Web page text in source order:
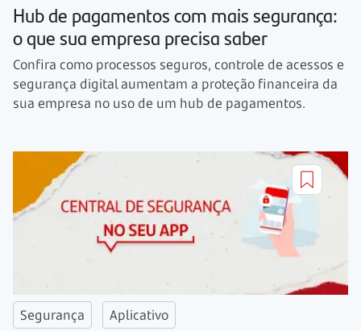
Hub de pagamentos com mais segurança:
o que sua empresa precisa saber
Confira como processos seguros, controle de acessos e
segurança digital aumentam a proteção financeira da
sua empresa no uso de um hub de pagamentos.
Segurança Aplicativo